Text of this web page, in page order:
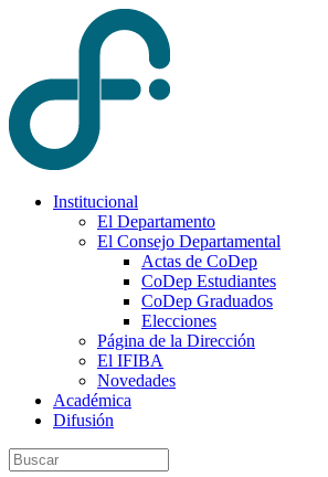
Institucional
El Departamento
El Consejo Departamental
Actas de CoDep
CoDep Estudiantes
CoDep Graduados
Elecciones
Página de la Dirección
El IFIBA
Novedades
Académica
Difusión